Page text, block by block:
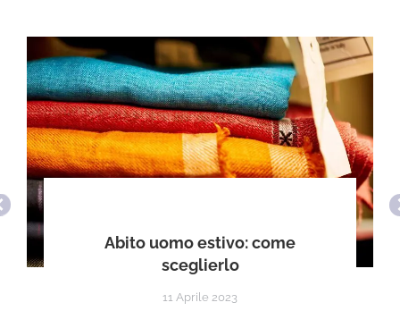
Abito uomo estivo: come
sceglierlo
11 Aprile 2023